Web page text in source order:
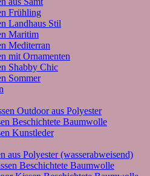
Frühling
Landhaus Stil
Maritim
Mediterran
mit Ornamenten
Shabby Chic
Sommer
Outdoor aus Polyester
Beschichtete Baumwolle
Kunstleder
aus Polyester (wasserabweisend)
Beschichtete Baumwolle